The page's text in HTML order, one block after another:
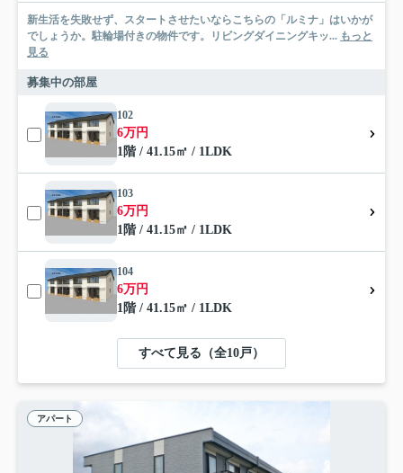
新生活を失敗せず、スタートさせたいならこちらの「ルミナ」はいかが
でしょうか。駐輪場付きの物件です。リビングダイニングキッ... もっと
見る
募集中の部屋
102
6万円
1階 / 41.15㎡ / 1LDK
103
6万円
1階 / 41.15㎡ / 1LDK
104
6万円
1階 / 41.15㎡ / 1LDK
すべて見る（全10戸）
アパート